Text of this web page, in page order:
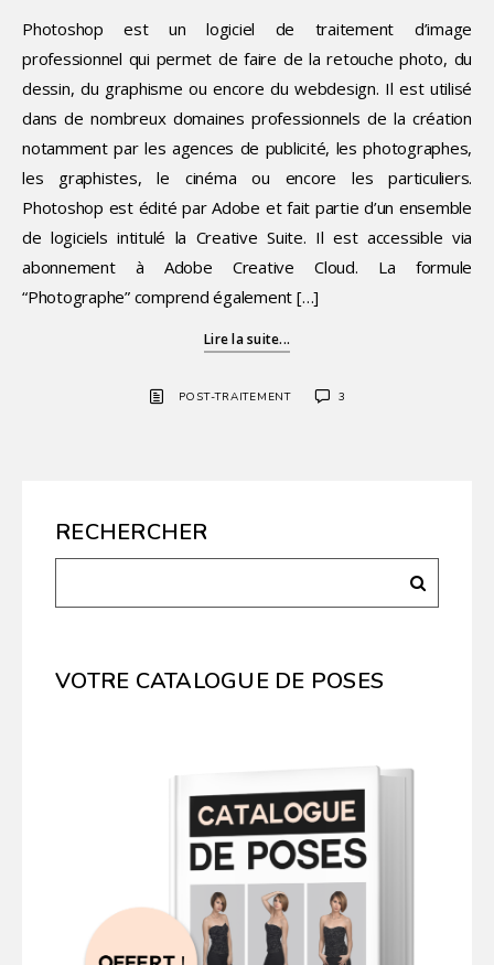
Photoshop est un logiciel de traitement d’image
professionnel qui permet de faire de la retouche photo, du
dessin, du graphisme ou encore du webdesign. Il est utilisé
dans de nombreux domaines professionnels de la création
notamment par les agences de publicité, les photographes,
les graphistes, le cinéma ou encore les particuliers.
Photoshop est édité par Adobe et fait partie d’un ensemble
de logiciels intitulé la Creative Suite. Il est accessible via
abonnement à Adobe Creative Cloud. La formule
“Photographe” comprend également […]
Lire la suite...
POST-TRAITEMENT 3
RECHERCHER
VOTRE CATALOGUE DE POSES